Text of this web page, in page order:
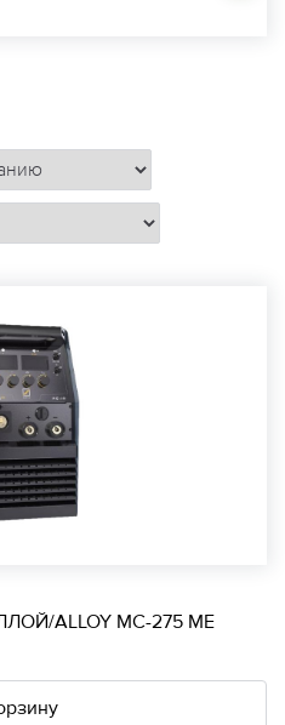
ALLOY МС-275 МЕ